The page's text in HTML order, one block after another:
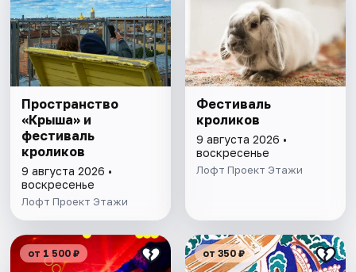
Пространство
«Крыша» и
фестиваль
кроликов
9 августа 2026 •
воскресенье
Лофт Проект Этажи
Фестиваль
кроликов
9 августа 2026 •
воскресенье
Лофт Проект Этажи
от 1 500 ₽ от 350 ₽